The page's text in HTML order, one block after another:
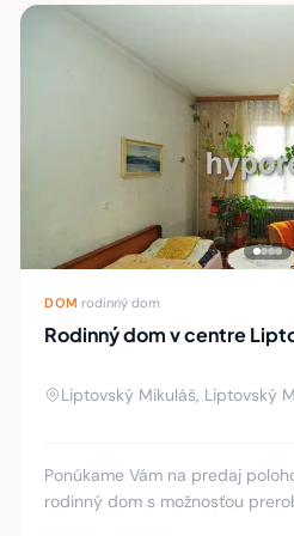
Zoznam nehnuteľností
DOM rodinný dom
Rodinný dom v centre
Liptovský Mikuláš, Liptovský
Ponúkame Vám na predaj
rodinný dom s možnosťou